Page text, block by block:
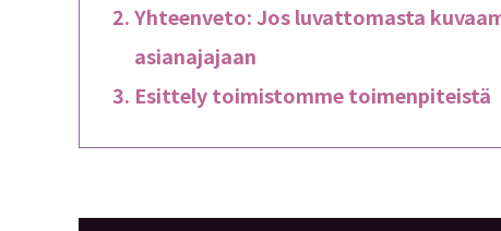
Yhteenveto: Jos luvattomasta
asianajajaan
Esittely toimistomme toimenpiteistä